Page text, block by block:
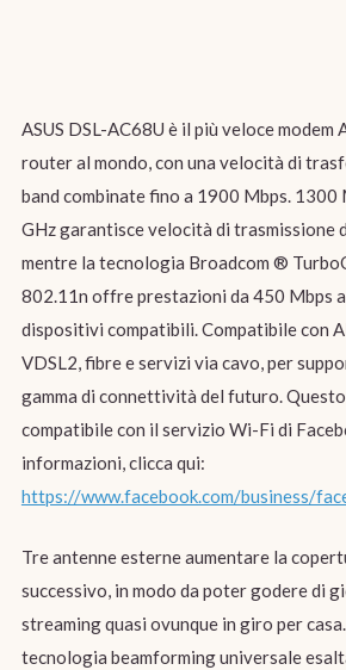
ASUS DSL-AC68U è il più veloce modem
router al mondo, con una velocità di
band combinate fino a 1900 Mbps. 1300
GHz garantisce velocità di trasmissione
mentre la tecnologia Broadcom ®
802.11n offre prestazioni da 450 Mbps
dispositivi compatibili. Compatibile con
VDSL2, fibre e servizi via cavo, per
gamma di connettività del futuro.
compatibile con il servizio Wi-Fi di
informazioni, clicca qui:
https://www.facebook.com/business/
Tre antenne esterne aumentare la
successivo, in modo da poter godere di
streaming quasi ovunque in giro per
tecnologia beamforming universale